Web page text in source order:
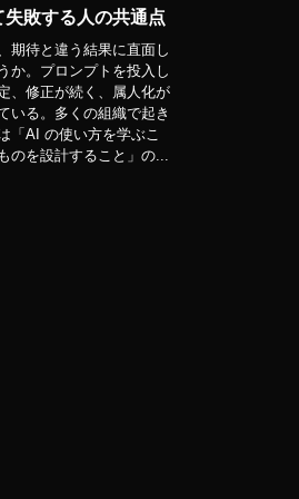
敗する人の共通点
期待と違う結果に直面し
か。プロンプトを投入し
、修正が続く、属人化が
いる。多くの組織で起き
「AI の使い方を学ぶこ
のを設計すること」の...